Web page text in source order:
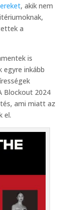
, akik nem
a
is
egyre inkább
Blockout 2024
ami miatt az
el.